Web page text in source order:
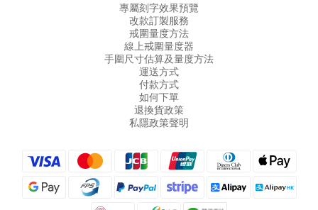
專屬刻字效果預覽
改款訂製服務
戒圍量度方法
線上戒圍量度器
手圍尺寸估算及量度方法
運送方式
付款方式
如何下單
退換貨政策
私隱政策聲明